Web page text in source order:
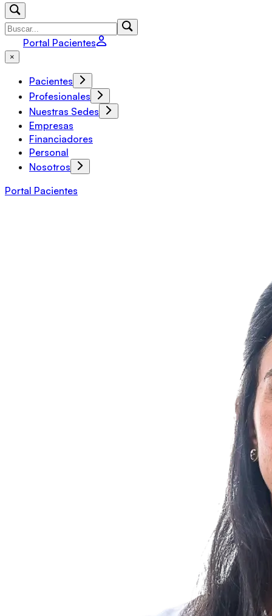
Portal Pacientes
×
Pacientes
Profesionales
Nuestras Sedes
Empresas
Financiadores
Personal
Nosotros
Portal Pacientes